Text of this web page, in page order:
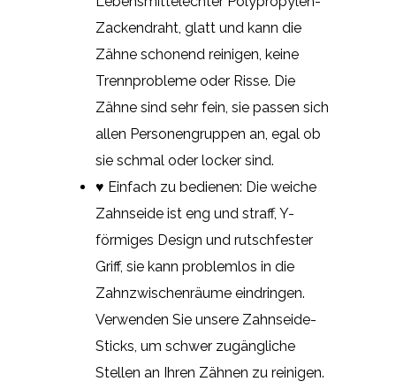
Zackendraht, glatt und kann die
Zähne schonend reinigen, keine
Trennprobleme oder Risse. Die
Zähne sind sehr fein, sie passen sich
allen Personengruppen an, egal ob
sie schmal oder locker sind.
♥ Einfach zu bedienen: Die weiche
Zahnseide ist eng und straff, Y-
förmiges Design und rutschfester
Griff, sie kann problemlos in die
Zahnzwischenräume eindringen.
Verwenden Sie unsere Zahnseide-
Sticks, um schwer zugängliche
Stellen an Ihren Zähnen zu reinigen.